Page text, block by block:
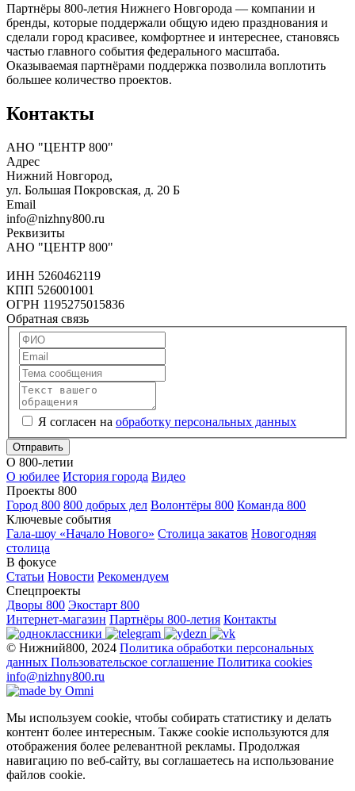
Партнёры 800-летия Нижнего Новгорода — компании и
бренды, которые поддержали общую идею празднования и
сделали город красивее, комфортнее и интереснее, становясь
частью главного события федерального масштаба.
Оказываемая партнёрами поддержка позволила воплотить
большее количество проектов.
Контакты
АНО "ЦЕНТР 800"
Адрес
Нижний Новгород,
ул. Большая Покровская, д. 20 Б
Email
info@nizhny800.ru
Реквизиты
АНО "ЦЕНТР 800"
ИНН 5260462119
КПП 526001001
ОГРН 1195275015836
Обратная связь
Я согласен на обработку персональных данных
Отправить
О 800-летии
О юбилее История города Видео
Проекты 800
Город 800 800 добрых дел Волонтёры 800 Команда 800
Ключевые события
Гала-шоу «Начало Нового» Столица закатов Новогодняя
столица
В фокусе
Статьи Новости Рекомендуем
Спецпроекты
Дворы 800 Экостарт 800
Интернет-магазин Партнёры 800-летия Контакты
© Нижний800, 2024 Политика обработки персональных
данных Пользовательское соглашение Политика cookies
info@nizhny800.ru
Мы используем cookie, чтобы собирать статистику и делать
контент более интересным. Также cookie используются для
отображения более релевантной рекламы. Продолжая
навигацию по веб-сайту, вы соглашаетесь на использование
файлов cookie.